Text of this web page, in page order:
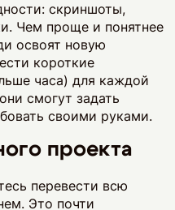
скриншоты,
Чем проще и понятнее
освоят новую
короткие
часа) для каждой
смогут задать
своими руками.
проекта
перевести всю
Это почти